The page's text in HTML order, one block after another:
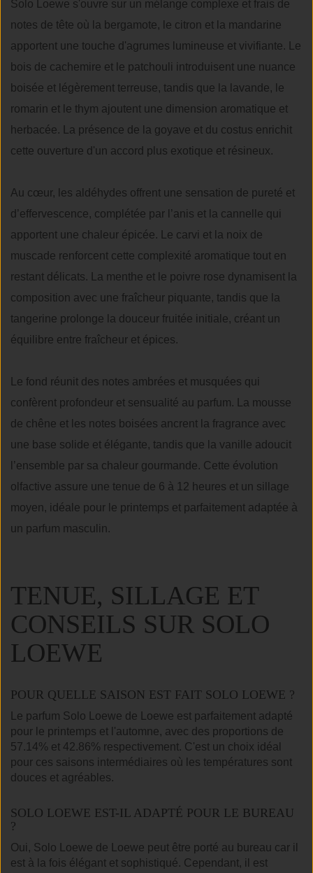
Solo Loewe s'ouvre sur un mélange complexe et frais de
notes de tête où la bergamote, le citron et la mandarine
apportent une touche d'agrumes lumineuse et vivifiante. Le
bois de cachemire et le patchouli introduisent une nuance
boisée et légèrement terreuse, tandis que la lavande, le
romarin et le thym ajoutent une dimension aromatique et
herbacée. La présence de la goyave et du costus enrichit
cette ouverture d'un accord plus exotique et résineux.
Au cœur, les aldéhydes offrent une sensation de pureté et
d’effervescence, complétée par l’anis et la cannelle qui
apportent une chaleur épicée. Le carvi et la noix de
muscade renforcent cette complexité aromatique tout en
restant délicats. La menthe et le poivre rose dynamisent la
composition avec une fraîcheur piquante, tandis que la
tangerine prolonge la douceur fruitée initiale, créant un
équilibre entre fraîcheur et épices.
Le fond réunit des notes ambrées et musquées qui
confèrent profondeur et sensualité au parfum. La mousse
de chêne et les notes boisées ancrent la fragrance avec
une base solide et élégante, tandis que la vanille adoucit
l’ensemble par sa chaleur gourmande. Cette évolution
olfactive assure une tenue de 6 à 12 heures et un sillage
moyen, idéale pour le printemps et parfaitement adaptée à
un parfum masculin.
TENUE, SILLAGE ET
CONSEILS SUR SOLO
LOEWE
POUR QUELLE SAISON EST FAIT SOLO LOEWE ?
Le parfum Solo Loewe de Loewe est parfaitement adapté
pour le printemps et l'automne, avec des proportions de
57.14% et 42.86% respectivement. C'est un choix idéal
pour ces saisons intermédiaires où les températures sont
douces et agréables.
SOLO LOEWE EST-IL ADAPTÉ POUR LE BUREAU
?
Oui, Solo Loewe de Loewe peut être porté au bureau car il
est à la fois élégant et sophistiqué. Cependant, il est